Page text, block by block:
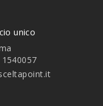
unico
1540057